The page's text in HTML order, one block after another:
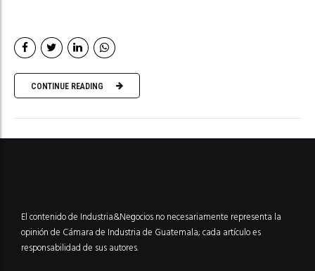
CONTINUE READING
El contenido de Industria&Negocios no necesariamente representa la
opinión de Cámara de Industria de Guatemala; cada artículo es
responsabilidad de sus autores.